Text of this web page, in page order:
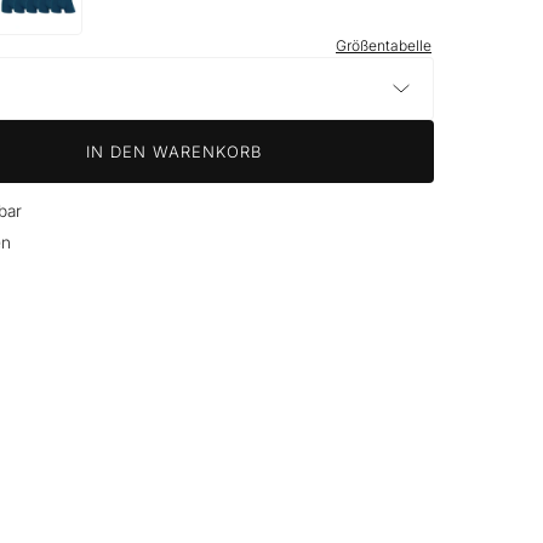
Größentabelle
IN DEN WARENKORB